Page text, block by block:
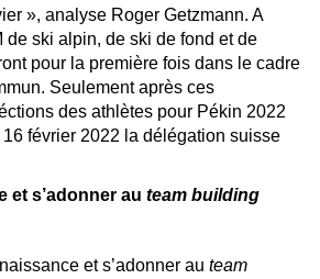
», analyse Roger Getzmann. A
de ski alpin, de ski de fond et de
pour la première fois dans le cadre
Seulement après ces
des athlètes pour Pékin 2022
février 2022 la délégation suisse
et s’adonner au team building
et s’adonner au team